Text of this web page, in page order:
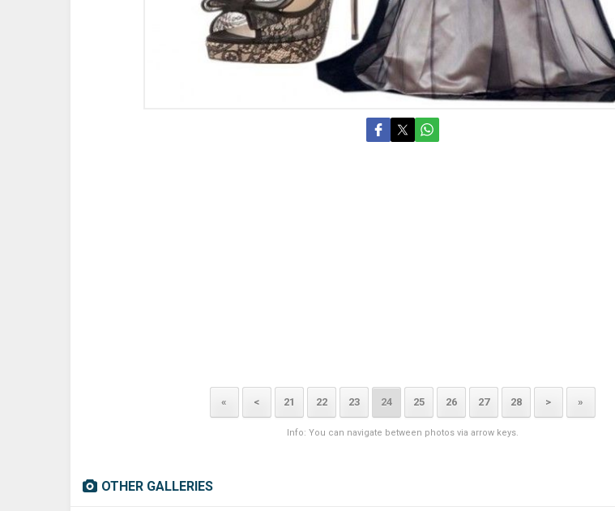
« < 21 22 23 24 25 26 27 28 > »
Info: You can navigate between photos via arrow keys.
OTHER GALLERIES